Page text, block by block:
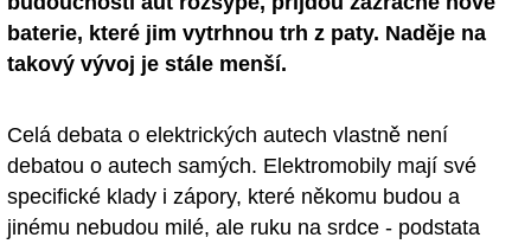
baterie, které jim vytrhnou trh z paty. Naděje na
takový vývoj je stále menší.
Celá debata o elektrických autech vlastně není
debatou o autech samých. Elektromobily mají své
specifické klady i zápory, které někomu budou a
jinému nebudou milé, ale ruku na srdce - podstata